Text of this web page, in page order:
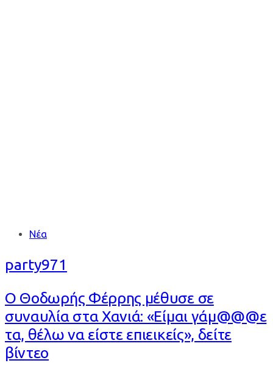
Tags Νέα
party971
Ο Θοδωρής Φέρρης μέθυσε σε
συναυλία στα Χανιά: «Είμαι γάμ@@@ε
τα, θέλω να είστε επιεικείς», δείτε
βίντεο